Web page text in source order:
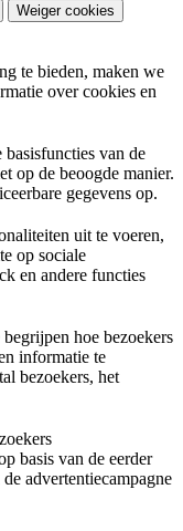
Weiger cookies
te bieden, maken we
over cookies en
van de
op de beoogde manier.
gegevens op.
uit te voeren,
op sociale
en andere functies
hoe bezoekers
informatie te
bezoekers, het
basis van de eerder
advertentiecampagne